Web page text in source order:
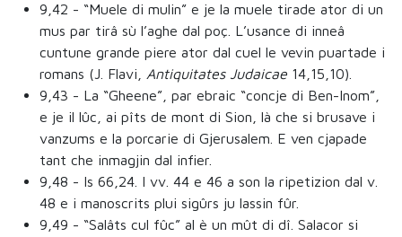
9,42 - “Muele di mulin” e je la muele tirade ator di un
mus par tirâ sù l’aghe dal poç. L’usance di inneâ
cuntune grande piere ator dal cuel le vevin puartade i
romans (J. Flavi, Antiquitates Judaicae 14,15,10).
9,43 - La “Gheene”, par ebraic “concje di Ben-Inom”,
e je il lûc, ai pîts de mont di Sion, là che si brusave i
vanzums e la porcarie di Gjerusalem. E ven cjapade
tant che inmagjin dal infier.
9,48 - Is 66,24. I vv. 44 e 46 a son la ripetizion dal v.
48 e i manoscrits plui sigûrs ju lassin fûr.
9,49 - “Salâts cul fûc” al è un mût di dî. Salacor si